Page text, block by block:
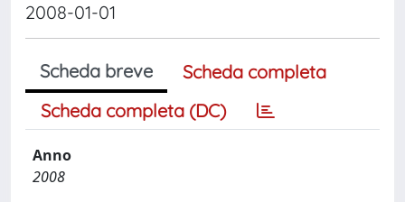
2008-01-01
Scheda breve
Scheda completa
Scheda completa (DC)
Anno
2008